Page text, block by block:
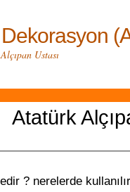
Ustası
Atatürk
? nerelerde